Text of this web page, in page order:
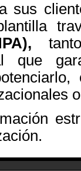
sus
que